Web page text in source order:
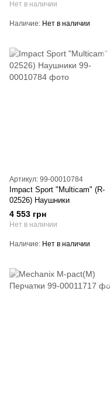
Нет в наличии
Наличие Нет в наличии
Артикул: 99-00010784
Impact Sport "Multicam" (R-
02526) Наушники
4 553 грн
Нет в наличии
Наличие Нет в наличии